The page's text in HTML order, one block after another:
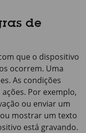
de
que o dispositivo
ocorrem. Uma
As condições
Por exemplo,
ou enviar um
mostrar um texto
está gravando.